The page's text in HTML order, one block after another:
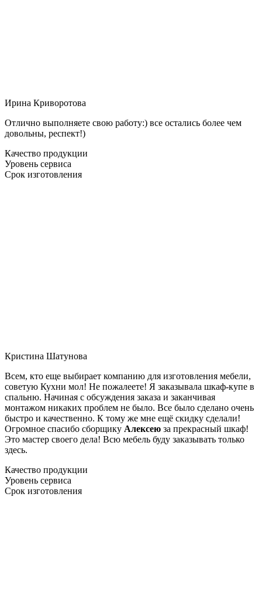
Ирина Криворотова
Отлично выполняете свою работу:) все остались более чем
довольны, респект!)
Качество продукции
Уровень сервиса
Срок изготовления
Кристина Шатунова
Всем, кто еще выбирает компанию для изготовления мебели,
советую Кухни мол! Не пожалеете! Я заказывала шкаф-купе в
спальню. Начиная с обсуждения заказа и заканчивая
монтажом никаких проблем не было. Все было сделано очень
быстро и качественно. К тому же мне ещё скидку сделали!
Огромное спасибо сборщику Алексею за прекрасный шкаф!
Это мастер своего дела! Всю мебель буду заказывать только
здесь.
Качество продукции
Уровень сервиса
Срок изготовления